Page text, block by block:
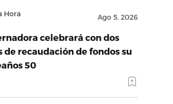
Hora Ago 5, 2026
celebrará con dos
de recaudación de fondos su
50